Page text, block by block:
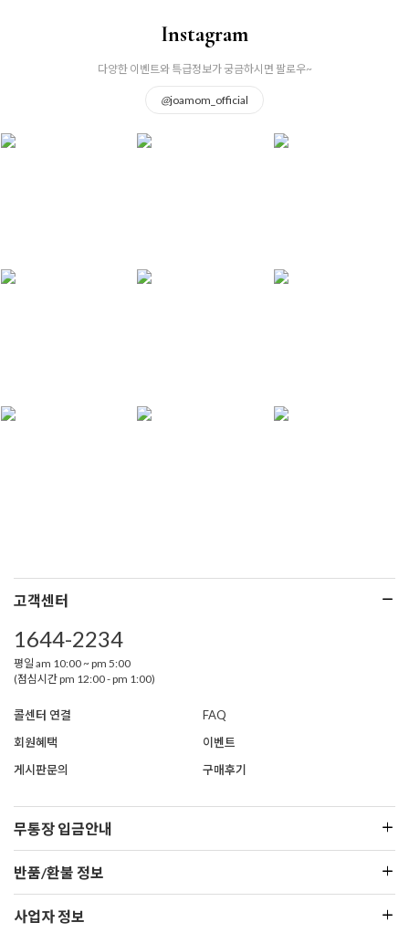
Instagram
다양한 이벤트와 특급정보가 궁금하시면 팔로우~
@joamom_official
고객센터
1644-2234
평일 am 10:00 ~ pm 5:00
(점심시간 pm 12:00 - pm 1:00)
콜센터 연결
FAQ
회원혜택
이벤트
게시판문의
구매후기
무통장 입금안내
반품/환불 정보
사업자 정보